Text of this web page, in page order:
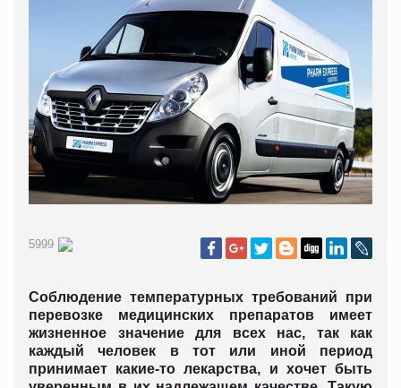
5999
Соблюдение температурных требований при
перевозке медицинских препаратов имеет
жизненное значение для всех нас, так как
каждый человек в тот или иной период
принимает какие-то лекарства, и хочет быть